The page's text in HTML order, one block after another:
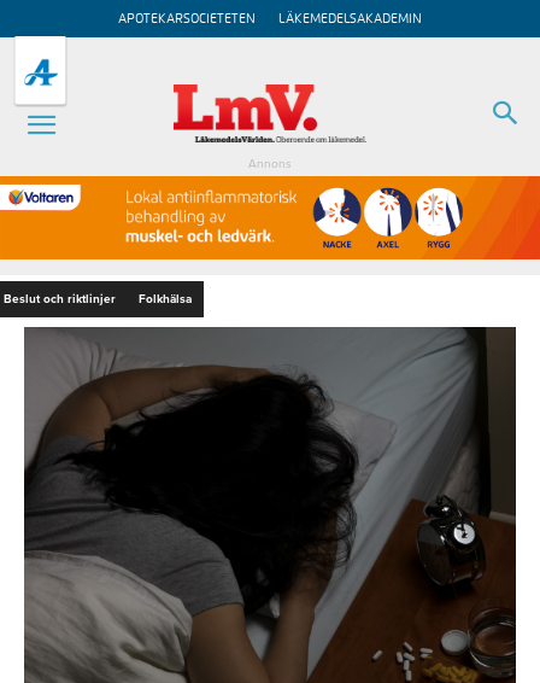
APOTEKARSOCIETETEN LÄKEMEDELSAKADEMIN
Annons
Beslut och riktlinjer Folkhälsa